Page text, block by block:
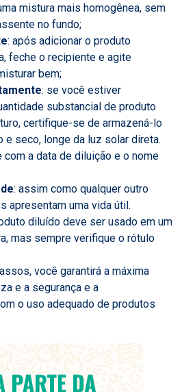
mistura mais homogênea, sem
no fundo;
: após adicionar o produto
feche o recipiente e agite
bem;
: se você estiver
substancial de produto
certifique-se de armazená-lo
e seco, longe da luz solar direta.
com a data de diluição e o nome
: assim como qualquer outro
apresentam uma vida útil.
diluído deve ser usado em um
mas sempre verifique o rótulo
você garantirá a máxima
e a segurança e a
o uso adequado de produtos